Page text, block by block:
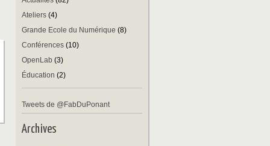
Ateliers (4)
Grande Ecole du Numérique (8)
Conférences (10)
OpenLab (3)
Éducation (2)
Tweets de @FabDuPonant
Archives